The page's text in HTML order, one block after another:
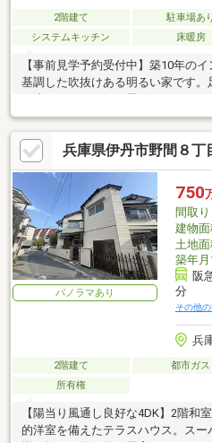
2階建て 駐車場あ
システムキッチン
床暖房
【事前見学予約受付中】築10年の
基調した吹抜けある明るい家です。
兵庫県伊丹市野間８丁
パノラマあり
750
間取り
建物
土地
築年月
阪
分
その他
兵
2階建て 都市ガス
所有権
【陽当り風通し良好な4DK】2階和
的洋室を備えたテラスハウス。スー